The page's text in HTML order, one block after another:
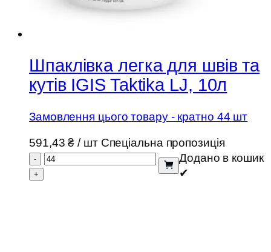
Шпаклівка легка для швів та
кутів IGIS Taktika LJ, 10л
Замовлення цього товару - кратно 44 шт
591,43₴ / шт Спеціальна пропозиція
-
+
Додано в кошик
✔